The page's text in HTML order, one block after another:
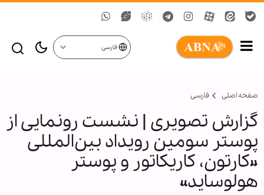
فارسی
صفحه اصلی فارسی
گزارش تصویری | نشست رونمایی از
پوستر سومین رویداد بین‌المللی
«کارتون، کاریکاتور و پوستر
هولوساید»